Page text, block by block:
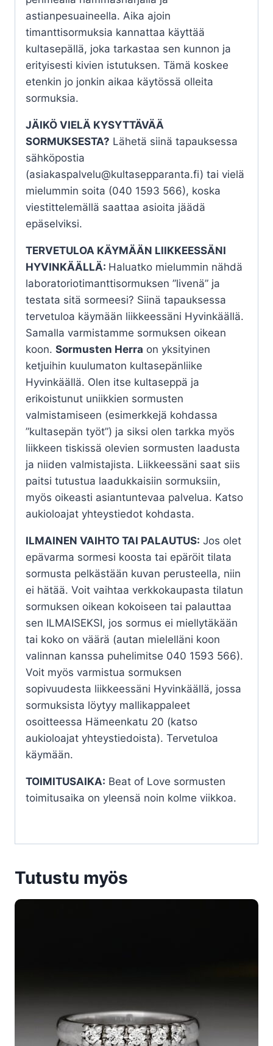
astianpesuaineella. Aika ajoin
timanttisormuksia kannattaa käyttää
kultasepällä, joka tarkastaa sen kunnon ja
erityisesti kivien istutuksen. Tämä koskee
etenkin jo jonkin aikaa käytössä olleita
sormuksia.
JÄIKÖ VIELÄ KYSYTTÄVÄÄ
SORMUKSESTA? Lähetä siinä tapauksessa
sähköpostia
(asiakaspalvelu@kultasepparanta.fi) tai vielä
mielummin soita (040 1593 566), koska
viestittelemällä saattaa asioita jäädä
epäselviksi.
TERVETULOA KÄYMÄÄN LIIKKEESSÄNI
HYVINKÄÄLLÄ: Haluatko mielummin nähdä
laboratoriotimanttisormuksen ”livenä” ja
testata sitä sormeesi? Siinä tapauksessa
tervetuloa käymään liikkeessäni Hyvinkäällä.
Samalla varmistamme sormuksen oikean
koon. Sormusten Herra on yksityinen
ketjuihin kuulumaton kultasepänliike
Hyvinkäällä. Olen itse kultaseppä ja
erikoistunut uniikkien sormusten
valmistamiseen (esimerkkejä kohdassa
”kultasepän työt”) ja siksi olen tarkka myös
liikkeen tiskissä olevien sormusten laadusta
ja niiden valmistajista. Liikkeessäni saat siis
paitsi tutustua laadukkaisiin sormuksiin,
myös oikeasti asiantuntevaa palvelua. Katso
aukioloajat yhteystiedot kohdasta.
ILMAINEN VAIHTO TAI PALAUTUS: Jos olet
epävarma sormesi koosta tai epäröit tilata
sormusta pelkästään kuvan perusteella, niin
ei hätää. Voit vaihtaa verkkokaupasta tilatun
sormuksen oikean kokoiseen tai palauttaa
sen ILMAISEKSI, jos sormus ei miellytäkään
tai koko on väärä (autan mielelläni koon
valinnan kanssa puhelimitse 040 1593 566).
Voit myös varmistua sormuksen
sopivuudesta liikkeessäni Hyvinkäällä, jossa
sormuksista löytyy mallikappaleet
osoitteessa Hämeenkatu 20 (katso
aukioloajat yhteystiedoista). Tervetuloa
käymään.
TOIMITUSAIKA: Beat of Love sormusten
toimitusaika on yleensä noin kolme viikkoa.
Tutustu myös